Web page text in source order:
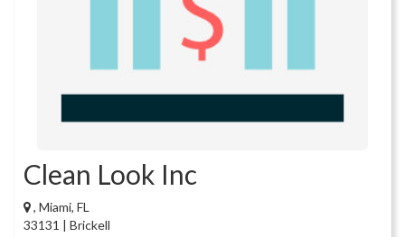
Clean Look Inc
, Miami, FL
33131 | Brickell